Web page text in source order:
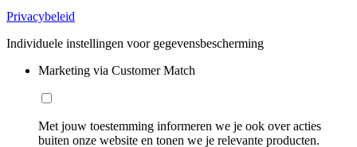
Privacybeleid
Individuele instellingen voor gegevensbescherming
Marketing via Customer Match
Met jouw toestemming informeren we je ook over acties
buiten onze website en tonen we je relevante producten.